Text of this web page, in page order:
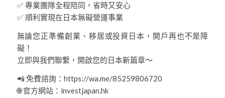
✅ 專業團隊全程陪同，省時又安心
✅ 順利實現在日本無礙營運事業
無論您正準備創業、移居或投資日本，開戶再也不是障
礙！
立即與我們聯繫，開啟您的日本新篇章～
📲 免費諮詢：https://wa.me/85259806720
🌐 官方網站：investjapan.hk